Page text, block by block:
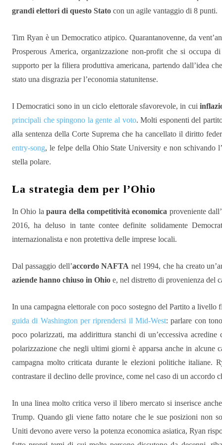
grandi elettori di questo Stato con un agile vantaggio di 8 punti.
Tim Ryan è un Democratico atipico. Quarantanovenne, da
Prosperous America, organizzazione non-profit che si occupa
supporto per la filiera produttiva americana, partendo dall’idea
stato una disgrazia per l’economia statunitense.
I Democratici sono in un ciclo elettorale sfavorevole, in cui
principali che spingono la gente al voto. Molti esponenti del
alla sentenza della Corte Suprema che ha cancellato il diritto
entry-song, le felpe della Ohio State University e non schivando
stella polare.
La strategia dem per l’Ohio
In Ohio lapaura della competitività economica proveniente
2016, ha deluso in tante contee definite solidamente
internazionalista e non protettiva delle imprese locali.
Dal passaggio dell’accordo NAFTA nel 1994, che ha creato
aziende hanno chiuso in Ohio e, nel distretto di provenienza del
In una campagna elettorale con poco sostegno del Partito a livello
guida di Washington per riprendersi il Mid-West: parlare con
poco polarizzati, ma addirittura stanchi di un’eccessiva
polarizzazione che negli ultimi giorni è apparsa anche in alcune
campagna molto criticata durante le elezioni politiche italiane.
contrastare il declino delle province, come nel caso di un accordo
In una linea molto critica verso il libero mercato si inserisce
Trump. Quando gli viene fatto notare che le sue posizioni non
Uniti devono avere verso la potenza economica asiatica, Ryan